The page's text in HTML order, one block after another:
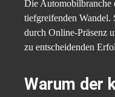
Die Automobilbranche
tiefgreifenden Wandel.
durch Online-Präsenz
zu entscheidenden
Warum der